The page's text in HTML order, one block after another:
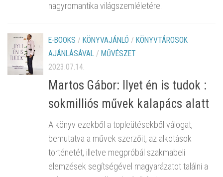
nagyromantika világszemléletére.
E-BOOKS / KÖNYVAJÁNLÓ / KÖNYVTÁROSOK
AJÁNLÁSÁVAL / MŰVÉSZET
2023.07.14.
Martos Gábor: Ilyet én is tudok :
sokmilliós művek kalapács alatt
A könyv ezekből a topleütésekből válogat,
bemutatva a művek szerzőit, az alkotások
történetét, illetve megpróbál szakmabeli
elemzések segítségével magyarázatot találni a